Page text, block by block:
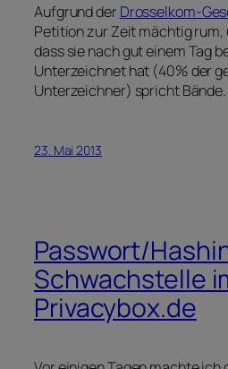
Aufgrund der Drosselkom-
Petition zur Zeit mächtig rum,
dass sie nach gut einem Tag
Unterzeichnet hat (40% der
Unterzeichner) spricht Bände.
23. Mai 2013
Passwort/
Schwachstelle
Privacybox.de